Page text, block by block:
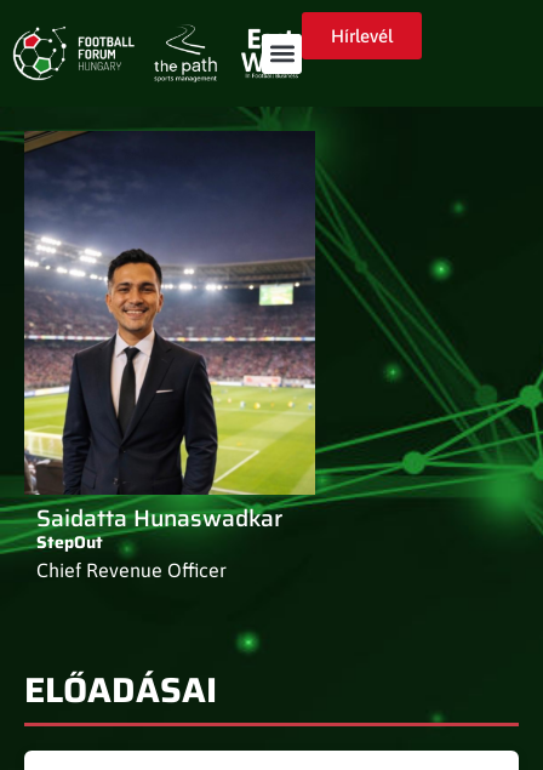
Hírlevél
Saidatta Hunaswadkar
StepOut
Chief Revenue Officer
ELŐADÁSAI